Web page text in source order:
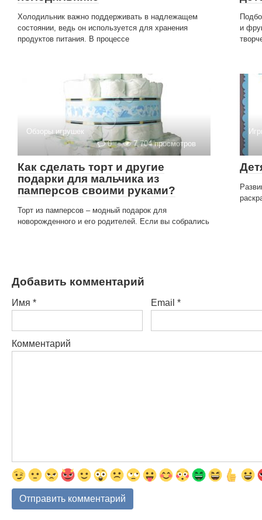
Холодильник важно поддерживать в надлежащем
состоянии, ведь он используется для хранения
продуктов питания. В процессе
и
Обзоры игрушек
0
7 704 просмотров
Как сделать торт и другие
подарки для мальчика из
памперсов своими руками?
Торт из памперсов – модный подарок для
новорожденного и его родителей. Если вы собрались
Добавить комментарий
Имя * Email *
Комментарий